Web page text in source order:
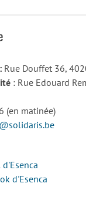
Rue Douffet 36,
: Rue Edouard
(en matinée)
d'Esenca